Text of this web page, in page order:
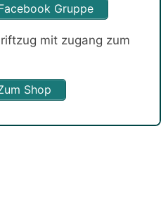
Gruppe
Shop